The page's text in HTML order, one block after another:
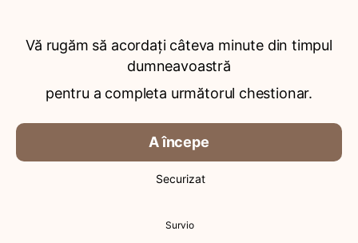
Vă rugăm să acordați câteva minute din timpul
dumneavoastră
pentru a completa următorul chestionar.
A începe
Securizat
Survio